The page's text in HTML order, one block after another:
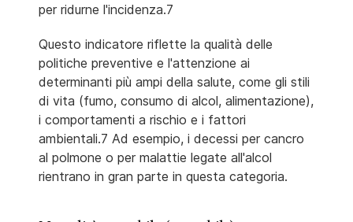
per ridurne l'incidenza.7
Questo indicatore riflette la qualità delle
politiche preventive e l'attenzione ai
determinanti più ampi della salute, come gli stili
di vita (fumo, consumo di alcol, alimentazione),
i comportamenti a rischio e i fattori
ambientali.7 Ad esempio, i decessi per cancro
al polmone o per malattie legate all'alcol
rientrano in gran parte in questa categoria.